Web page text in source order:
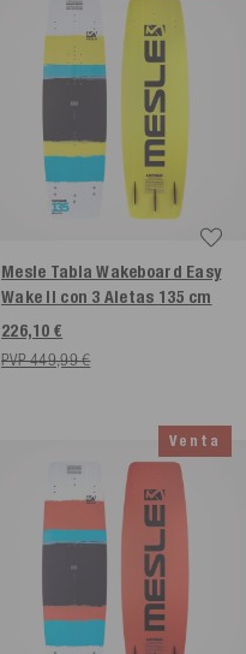
Mesle Tabla Wakeboard Easy
Wake II con 3 Aletas 135 cm
226,10 €
PVP 449,99 €
Venta